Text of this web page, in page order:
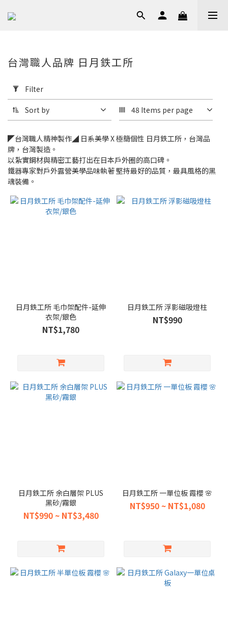
Filter
(0/20)
Range
(NT$)
~
台灣職人品牌 日月鉄工所
Filter
Sort by 48 Items per page
◤台灣職人精神製作◢ 日系美學 X 極簡個性 日月鉄工所，台灣品
牌，台灣製造。
以紮實鋼材與精密工藝打出在日本戶外圈的高口碑。
鐵器專家對戶外露營美學品味執著 堅持最好的品質，最具風格的黑
魂裝備。
日月鉄工所 毛巾架配件-延伸
衣架/銀色
NT$1,780
日月鉄工所 浮影磁吸燈柱
NT$990
日月鉄工所 余白層架 PLUS
黑砂/霧銀
NT$990 ~ NT$3,480
日月鉄工所 一單位板 霞櫻 🌸
NT$950 ~ NT$1,080